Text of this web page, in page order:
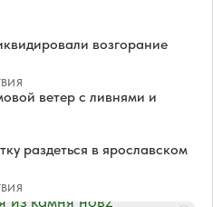
возгорание
ветер с ливнями и
раздеться в ярославском